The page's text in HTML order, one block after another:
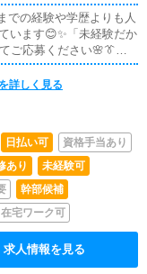
から正社員への切り
作業✨――――――――――
が苦手でも大丈夫🔰基
ます🖥️✨―――――――――
仕事🌱―――――――――
や考え方は一から丁寧
りません🔰👩‍💼✨女子キ
店を運営していきます🌈
す😊🎉✨イベント企画✨
イデア大歓迎💡自分の意
✨🏬✨新規店舗開発✨
も可能🚀成長したい方に
未経験の方へ
全部できなくてOK
けます🔰優しい先輩が
踏み出してください🌸
力で取り組めると考えて
く心に余裕を持って気
にしています🌸オンとオ
定して働ける職場です✨
だけます😌
での経験や学歴よりも人
います😊✨「未経験だか
ご応募ください🌸👔社
20歳〜40歳くらいまで
歴・職歴・業界経験は
OK🕒学校やプライベー
🍀🚗✨ドライバー希望
幅広く募集しておりま
詳しく見る
日払い可
資格手当あり
あり
未経験可
幹部候補
在宅ワーク可
求人情報を見る